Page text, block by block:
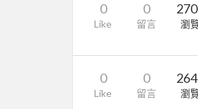
0
Like
0
留言 瀏
0
Like
0
留言 瀏